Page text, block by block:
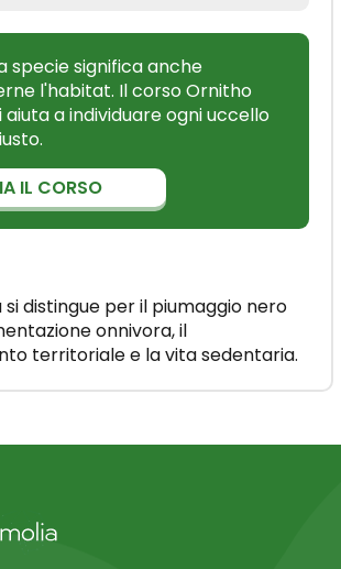
specie significa anche
l'habitat. Il corso Ornitho
a individuare ogni uccello
IL CORSO
distingue per il piumaggio nero
onnivora, il
territoriale e la vita sedentaria.